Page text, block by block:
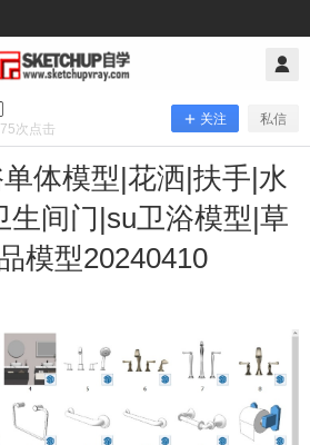
次点击
关注 私信
体模型|花洒|扶手|水
生间门|su卫浴模型|草
模型20240410
自学
体模型|花洒|扶手|水
间门|su卫浴模型|草
模型20240410